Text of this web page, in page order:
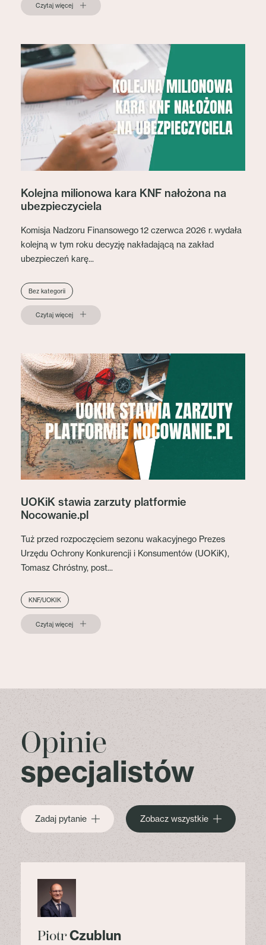
Czytaj więcej
Kolejna milionowa kara KNF nałożona na
ubezpieczyciela
Komisja Nadzoru Finansowego 12 czerwca 2026 r. wydała
kolejną w tym roku decyzję nakładającą na zakład
ubezpieczeń karę...
Bez kategorii
Czytaj więcej
UOKiK stawia zarzuty platformie
Nocowanie.pl
Tuż przed rozpoczęciem sezonu wakacyjnego Prezes
Urzędu Ochrony Konkurencji i Konsumentów (UOKiK),
Tomasz Chróstny, post...
KNF/UOKIK
Czytaj więcej
Opinie
specjalistów
Zadaj pytanie Zobacz wszystkie
PiotrCzublun